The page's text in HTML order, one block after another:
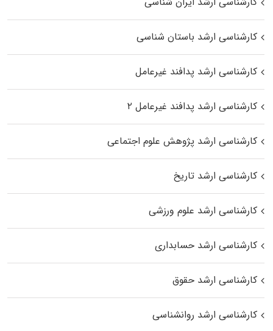
کارشناسی ارشد باستان شناسی
کارشناسی ارشد پدافند غیرعامل
کارشناسی ارشد پدافند غیرعامل ۲
کارشناسی ارشد پژوهش علوم اجتماعی
کارشناسی ارشد تاریخ
کارشناسی ارشد علوم ورزشی
کارشناسی ارشد حسابداری
کارشناسی ارشد حقوق
کارشناسی ارشد روانشناسی